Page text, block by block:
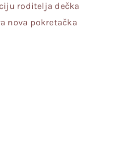
roditelja dečka
nova pokretačka